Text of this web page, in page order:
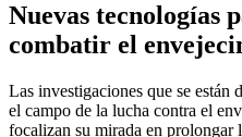
Nuevas tecnologías
combatir el
Las investigaciones que se están
el campo de la lucha contra el
focalizan su mirada en prolongar